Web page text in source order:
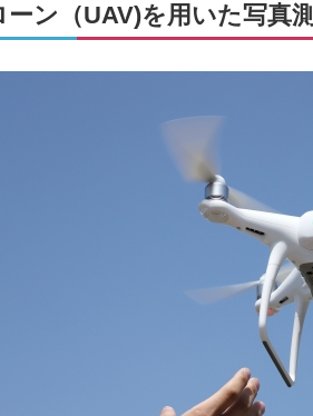
ーン（UAV)を用いた写真